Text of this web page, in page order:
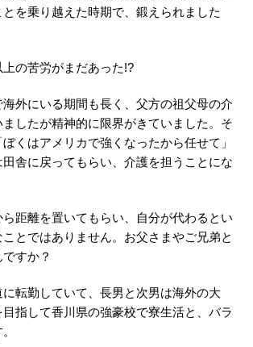
を乗り越えた時期で、鍛えられました
の苦労がまだあった!?
外にいる期間も長く、父方の祖父母の介
したが精神的に限界がきていました。そ
くはアメリカで強くなったから任せて」
舎に戻ってもらい、介護を担うことにな
距離を置いてもらい、自分が代わるとい
とではありません。お父さまやご兄弟と
すか？
転勤していて、長男と次男は海外の大
指して香川県の強豪校で寮生活と、バラ